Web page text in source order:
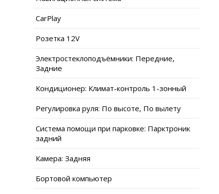
CarPlay
Розетка 12V
Электростеклоподъёмники: Передние,
Задние
Кондиционер: Климат-контроль 1-зонный
Регулировка руля: По высоте, По вылету
Система помощи при парковке: Парктроник
задний
Камера: Задняя
Бортовой компьютер